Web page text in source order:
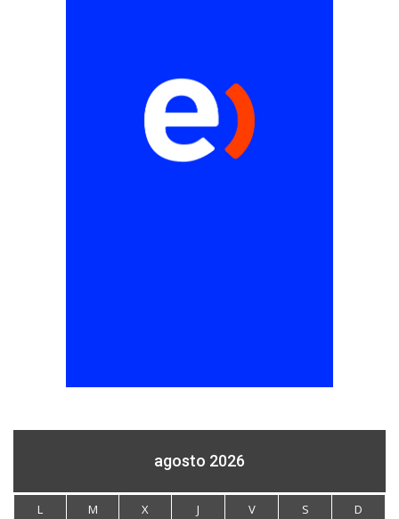
agosto 2026
L M X J V S
D